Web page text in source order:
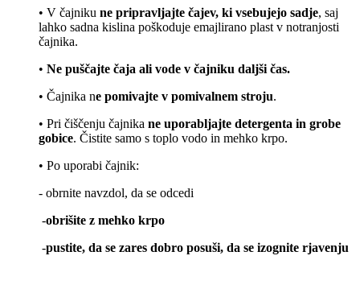
• V čajniku ne pripravljajte čajev, ki vsebujejo sadje, saj
lahko sadna kislina poškoduje emajlirano plast v notranjosti
čajnika.
• Ne puščajte čaja ali vode v čajniku daljši čas.
• Čajnika ne pomivajte v pomivalnem stroju.
• Pri čiščenju čajnika ne uporabljajte detergenta in grobe
gobice. Čistite samo s toplo vodo in mehko krpo.
• Po uporabi čajnik:
- obrnite navzdol, da se odcedi
-obrišite z mehko krpo
-pustite, da se zares dobro posuši, da se izognite rjavenju